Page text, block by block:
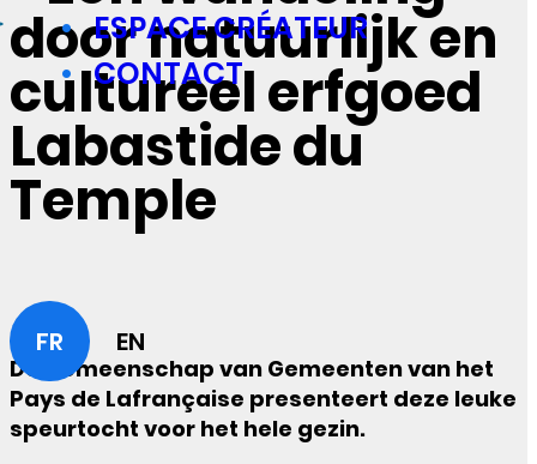
ESPACE CRÉATEUR
CONTACT
FR EN
door natuurlijk en
cultureel erfgoed
Labastide du
Temple
De Gemeenschap van Gemeenten van het
Pays de Lafrançaise presenteert deze leuke
speurtocht voor het hele gezin.